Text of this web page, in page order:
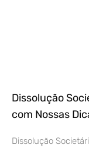
Dissolução
com Nossas
Dissolução